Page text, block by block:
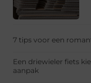
7 tips voor een
Een driewieler fiets
aanpak